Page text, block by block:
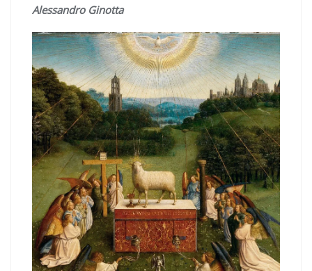
Alessandro Ginotta